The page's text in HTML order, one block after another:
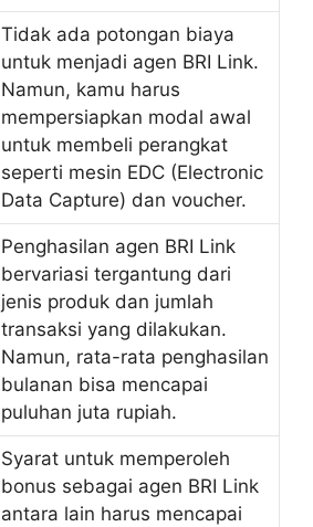
Tidak ada potongan biaya
untuk menjadi agen BRI Link.
Namun, kamu harus
mempersiapkan modal awal
untuk membeli perangkat
seperti mesin EDC (Electronic
Data Capture) dan voucher.
Penghasilan agen BRI Link
bervariasi tergantung dari
jenis produk dan jumlah
transaksi yang dilakukan.
Namun, rata-rata penghasilan
bulanan bisa mencapai
puluhan juta rupiah.
Syarat untuk memperoleh
bonus sebagai agen BRI Link
antara lain harus mencapai